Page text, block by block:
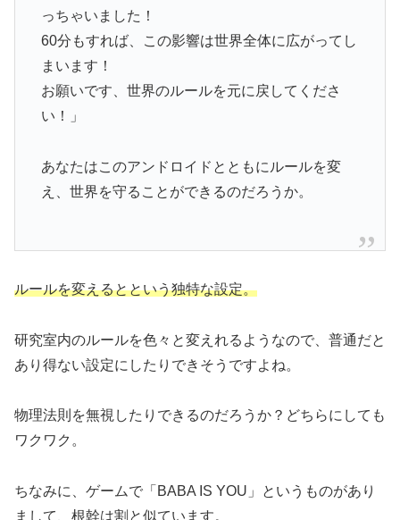
っちゃいました！
60分もすれば、この影響は世界全体に広がってし
まいます！
お願いです、世界のルールを元に戻してくださ
い！」
あなたはこのアンドロイドとともにルールを変
え、世界を守ることができるのだろうか。
ルールを変えるとという独特な設定。
研究室内のルールを色々と変えれるようなので、普通だと
あり得ない設定にしたりできそうですよね。
物理法則を無視したりできるのだろうか？どちらにしても
ワクワク。
ちなみに、ゲームで「BABA IS YOU」というものがあり
まして、根幹は割と似ています。